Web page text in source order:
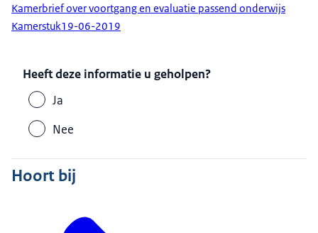
Kamerbrief over voortgang en evaluatie passend onderwijs
Kamerstuk19-06-2019
Heeft deze informatie u geholpen?
Ja
Nee
Hoort bij